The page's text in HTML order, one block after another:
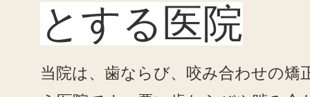
とする医院
当院は、歯ならび、咬み合わせの矯